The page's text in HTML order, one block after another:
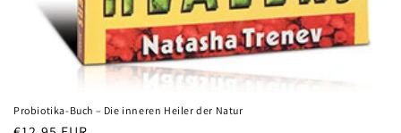
Probiotika-Buch – Die inneren Heiler der Natur